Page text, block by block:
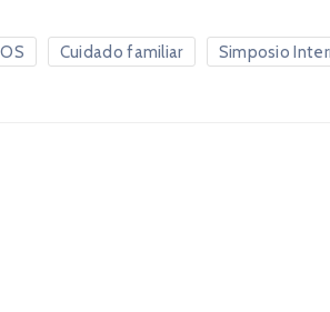
Cuidado familiar Simposio